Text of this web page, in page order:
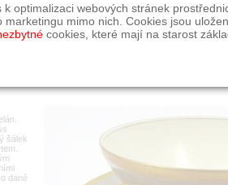
šálek
dané
optimalizaci webových stránek
mimo nich. Cookies jsou
cookies, které mají na starost